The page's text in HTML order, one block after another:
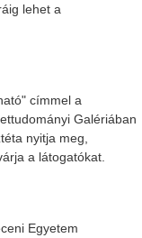
lehet a
címmel a
Galériában
nyitja meg,
a látogatókat.
Egyetem